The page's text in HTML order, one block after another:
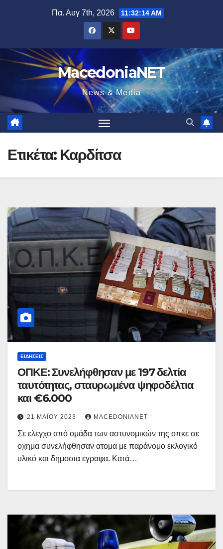
Πα. Αυγ 7th, 2026 11:32:15 AM
MacedoniaNET
News & Media
Ετικέτα: Καρδίτσα
ΕΙΔΉΣΕΙΣ
ΟΠΚΕ: Συνελήφθησαν με 197 δελτία
ταυτότητας, σταυρωμένα ψηφοδέλτια
και €6.000
21 ΜΑΪ́ΟΥ 2023 MACEDONIANET
Σε ελεγχο από ομάδα των αστυνομικών της οπκε σε
οχημα συνελήφθησαν ατομα με παράνομο εκλογικό
υλικό και δημοσια εγραφα. Κατά…